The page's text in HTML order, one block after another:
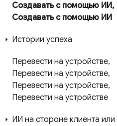
Создавать с помощью ИИ,
Создавать с помощью ИИ
Истории успеха
Перевести на устройстве,
Перевести на устройстве,
Перевести на устройстве,
Перевести на устройстве
ИИ на стороне клиента или